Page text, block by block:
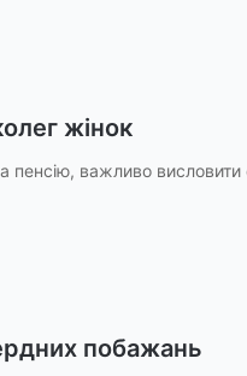
жінок
важливо висловити
побажань